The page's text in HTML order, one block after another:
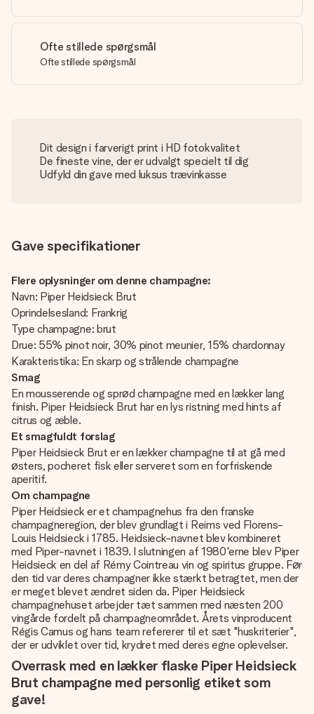
Ofte stillede spørgsmål
Ofte stillede spørgsmål
Dit design i farverigt print i HD fotokvalitet
De fineste vine, der er udvalgt specielt til dig
Udfyld din gave med luksus trævinkasse
Gave specifikationer
Flere oplysninger om denne champagne:
Navn: Piper Heidsieck Brut
Oprindelsesland: Frankrig
Type champagne: brut
Drue: 55% pinot noir, 30% pinot meunier, 15% chardonnay
Karakteristika: En skarp og strålende champagne
Smag
En mousserende og sprød champagne med en lækker lang
finish. Piper Heidsieck Brut har en lys ristning med hints af
citrus og æble.
Et smagfuldt forslag
Piper Heidsieck Brut er en lækker champagne til at gå med
østers, pocheret fisk eller serveret som en forfriskende
aperitif.
Om champagne
Piper Heidsieck er et champagnehus fra den franske
champagneregion, der blev grundlagt i Reims ved Florens-
Louis Heidsieck i 1785. Heidsieck-navnet blev kombineret
med Piper-navnet i 1839. I slutningen af ​​1980'erne blev Piper
Heidsieck en del af Rémy Cointreau vin og spiritus gruppe. Før
den tid var deres champagner ikke stærkt betragtet, men der
er meget blevet ændret siden da. Piper Heidsieck
champagnehuset arbejder tæt sammen med næsten 200
vingårde fordelt på champagneområdet. Årets vinproducent
Régis Camus og hans team refererer til et sæt "huskriterier",
der er udviklet over tid, krydret med deres egne oplevelser.
Overrask med en lækker flaske Piper Heidsieck
Brut champagne med personlig etiket som
gave!